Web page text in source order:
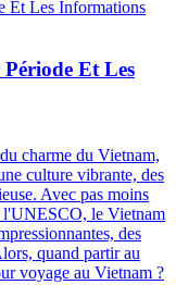
Et Les
charme du Vietnam,
culture vibrante, des
Avec pas moins
l'UNESCO, le Vietnam
des
quand partir au
voyage au Vietnam ?